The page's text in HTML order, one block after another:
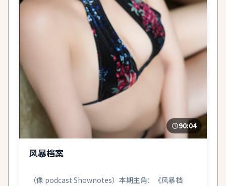
90:04
风暴档案
（像 podcast Shownotes）本期主角：《风暴档